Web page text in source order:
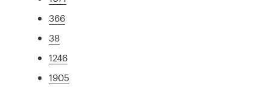
366
38
1246
1905